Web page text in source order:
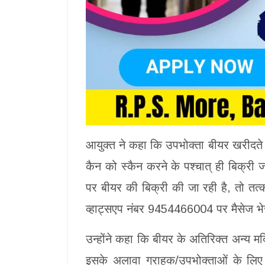
आयुक्त ने कहा कि उपभोक्ता बीयर खरीदते
कैन को स्कैन करने के पश्चात् ही बिक्री
पर बीयर की बिक्री की जा रही है, तो
व्हाट्सएप नंबर 9454466004 पर मैसेज
उन्होंने कहा कि बीयर के अतिरिक्त अन्य
इसके अलावा ग्राहक/उपभोक्ताओं के